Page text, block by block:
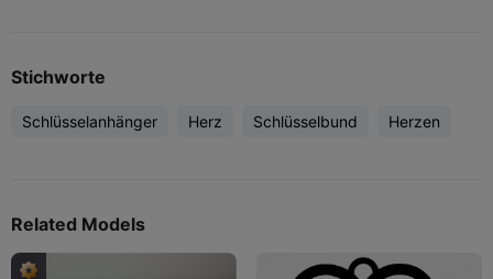
Stichworte
Schlüsselanhänger Herz Schlüsselbund Herzen
Related Models